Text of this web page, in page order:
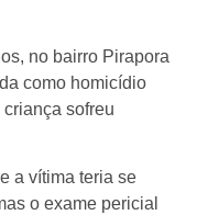
no bairro Pirapora
como homicídio
sofreu
a vítima teria se
o exame pericial